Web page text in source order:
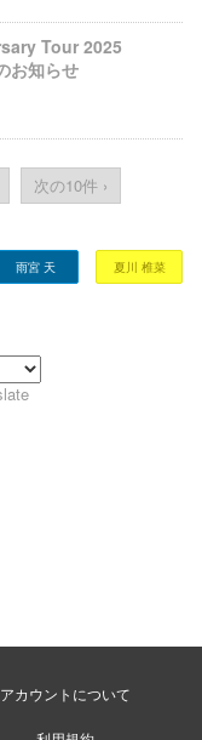
Tour 2025
お知らせ
次の10件 ›
雨宮 天 夏川 椎菜
アカウントについて